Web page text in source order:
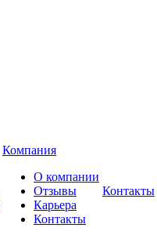
Компания
О компании
Отзывы
Карьера
Контакты
Контакты